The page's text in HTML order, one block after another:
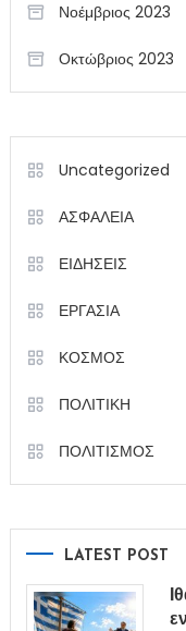
Νοέμβριος 2023
Οκτώβριος 2023
Uncategorized
ΑΣΦΑΛΕΙΑ
ΕΙΔΗΣΕΙΣ
ΕΡΓΑΣΙΑ
ΚΟΣΜΟΣ
ΠΟΛΙΤΙΚΗ
ΠΟΛΙΤΙΣΜΟΣ
LATEST POST